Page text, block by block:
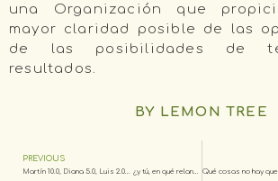
una Organización que
mayor claridad posible de las
de las posibilidades de
resultados.
BY LEMON TREE
PREVIOUS
Martín 10.0, Diana 5.0, Luis 2.0… ¿y tú, en qué relanzamiento vas de ti mismo?